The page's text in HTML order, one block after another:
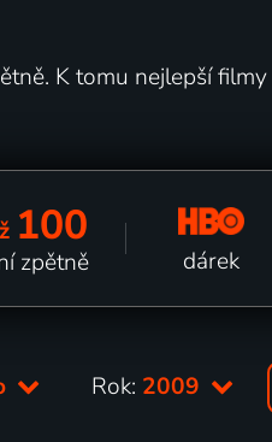
K tomu nejlepší
100
zpětně dárek
Rok: 2009